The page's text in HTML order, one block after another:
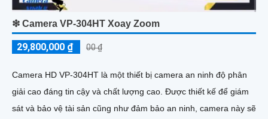
❇ Camera VP-304HT Xoay Zoom
29,800,000 ₫ 00 ₫
Camera HD VP-304HT là một thiết bị camera an ninh độ phân
giải cao đáng tin cậy và chất lượng cao. Được thiết kế để giám
sát và bảo vệ tài sản cũng như đảm bảo an ninh, camera này sẽ